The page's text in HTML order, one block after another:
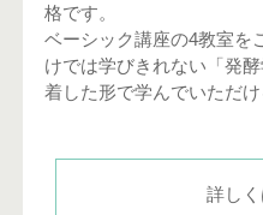
格です。
ベーシック講座の4教室を
けでは学びきれない「発
着した形で学んでいただけ
詳し